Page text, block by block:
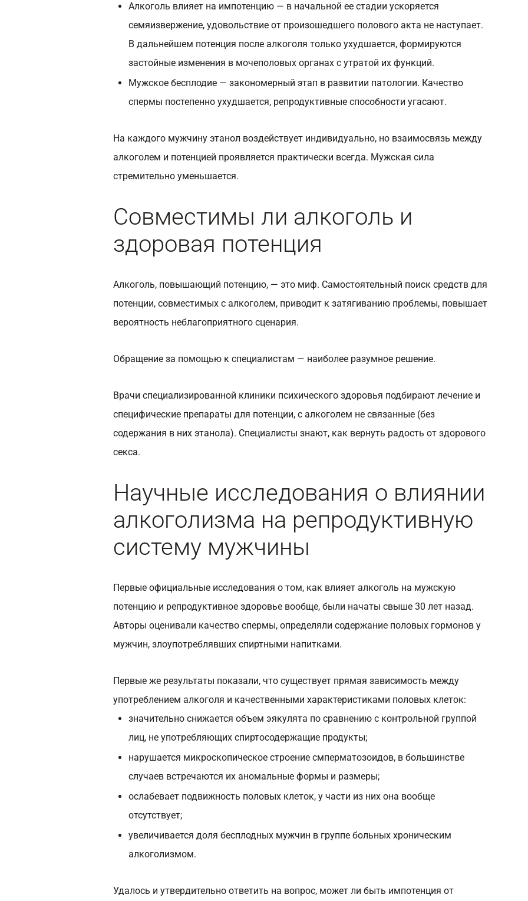
Алкоголь влияет на импотенцию — в начальной ее стадии ускоряется
семяизвержение, удовольствие от произошедшего полового акта не наступает.
В дальнейшем потенция после алкоголя только ухудшается, формируются
застойные изменения в мочеполовых органах с утратой их функций.
Мужское бесплодие — закономерный этап в развитии патологии. Качество
спермы постепенно ухудшается, репродуктивные способности угасают.
На каждого мужчину этанол воздействует индивидуально, но взаимосвязь между
алкоголем и потенцией проявляется практически всегда. Мужская сила
стремительно уменьшается.
Совместимы ли алкоголь и
здоровая потенция
Алкоголь, повышающий потенцию, — это миф. Самостоятельный поиск средств для
потенции, совместимых с алкоголем, приводит к затягиванию проблемы, повышает
вероятность неблагоприятного сценария.
Обращение за помощью к специалистам — наиболее разумное решение.
Врачи специализированной клиники психического здоровья подбирают лечение и
специфические препараты для потенции, с алкоголем не связанные (без
содержания в них этанола). Специалисты знают, как вернуть радость от здорового
секса.
Научные исследования о влиянии
алкоголизма на репродуктивную
систему мужчины
Первые официальные исследования о том, как влияет алкоголь на мужскую
потенцию и репродуктивное здоровье вообще, были начаты свыше 30 лет назад.
Авторы оценивали качество спермы, определяли содержание половых гормонов у
мужчин, злоупотреблявших спиртными напитками.
Первые же результаты показали, что существует прямая зависимость между
употреблением алкоголя и качественными характеристиками половых клеток:
значительно снижается объем эякулята по сравнению с контрольной группой
лиц, не употребляющих спиртосодержащие продукты;
нарушается микроскопическое строение смперматозоидов, в большинстве
случаев встречаются их аномальные формы и размеры;
ослабевает подвижность половых клеток, у части из них она вообще
отсутствует;
увеличивается доля бесплодных мужчин в группе больных хроническим
алкоголизмом.
Удалось и утвердительно ответить на вопрос, может ли быть импотенция от